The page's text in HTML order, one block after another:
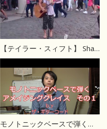
【テイラー・スィフト】 Shake it off
モノトニックベースで弾くアメイジング・グレイス1/2